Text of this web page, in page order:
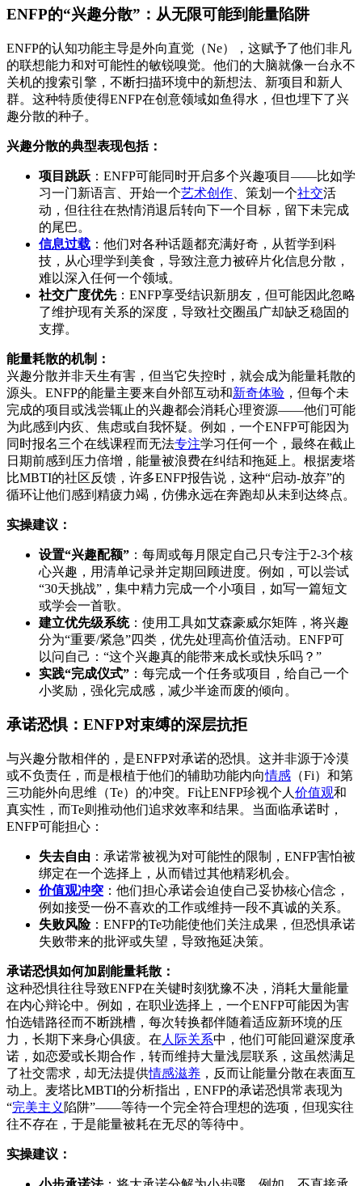
ENFP的“兴趣分散”：从无限可能到能量陷阱
ENFP的认知功能主导是外向直觉（Ne），这赋予了他们非凡
的联想能力和对可能性的敏锐嗅觉。他们的大脑就像一台永不
关机的搜索引擎，不断扫描环境中的新想法、新项目和新人
群。这种特质使得ENFP在创意领域如鱼得水，但也埋下了兴
趣分散的种子。
兴趣分散的典型表现包括：
项目跳跃 ：ENFP可能同时开启多个兴趣项目——比如学
习一门新语言、开始一个艺术创作 、策划一个社交活
动，但往往在热情消退后转向下一个目标，留下未完成
的尾巴。
信息过载 ：他们对各种话题都充满好奇，从哲学到科
技，从心理学到美食，导致注意力被碎片化信息分散，
难以深入任何一个领域。
社交广度优先：ENFP享受结识新朋友，但可能因此忽略
了维护现有关系的深度，导致社交圈虽广却缺乏稳固的
支撑。
能量耗散的机制：
兴趣分散并非天生有害，但当它失控时，就会成为能量耗散的
源头。ENFP的能量主要来自外部互动和新奇体验 ，但每个未
完成的项目或浅尝辄止的兴趣都会消耗心理资源——他们可能
为此感到内疚、焦虑或自我怀疑。例如，一个ENFP可能因为
同时报名三个在线课程而无法专注学习任何一个，最终在截止
日期前感到压力倍增，能量被浪费在纠结和拖延上。根据麦塔
比MBTI的社区反馈，许多ENFP报告说，这种“启动-放弃”的
循环让他们感到精疲力竭，仿佛永远在奔跑却从未到达终点。
实操建议：
设置“兴趣配额” ：每周或每月限定自己只专注于2-3个核
心兴趣，用清单记录并定期回顾进度。例如，可以尝试
“30天挑战”，集中精力完成一个小项目，如写一篇短文
或学会一首歌。
建立优先级系统：使用工具如艾森豪威尔矩阵，将兴趣
分为“重要/紧急”四类，优先处理高价值活动。ENFP可
以问自己：“这个兴趣真的能带来成长或快乐吗？”
实践“完成仪式” ：每完成一个任务或项目，给自己一个
小奖励，强化完成感，减少半途而废的倾向。
承诺恐惧：ENFP对束缚的深层抗拒
与兴趣分散相伴的，是ENFP对承诺的恐惧。这并非源于冷漠
或不负责任，而是根植于他们的辅助功能内向情感 （Fi）和第
三功能外向思维（Te）的冲突。Fi让ENFP珍视个人 价值观和
真实性，而Te则推动他们追求效率和结果。当面临承诺时，
ENFP可能担心：
失去自由 ：承诺常被视为对可能性的限制，ENFP害怕被
绑定在一个选择上，从而错过其他精彩机会。
价值观冲突 ：他们担心承诺会迫使自己妥协核心信念，
例如接受一份不喜欢的工作或维持一段不真诚的关系。
失败风险：ENFP的Te功能使他们关注成果，但恐惧承诺
失败带来的批评或失望，导致拖延决策。
承诺恐惧如何加剧能量耗散：
这种恐惧往往导致ENFP在关键时刻犹豫不决，消耗大量能量
在内心辩论中。例如，在职业选择上，一个ENFP可能因为害
怕选错路径而不断跳槽，每次转换都伴随着适应新环境的压
力，长期下来身心俱疲。在 人际关系中，他们可能回避深度承
诺，如恋爱或长期合作，转而维持大量浅层联系，这虽然满足
了社交需求，却无法提供情感滋养 ，反而让能量分散在表面互
动上。麦塔比MBTI的分析指出，ENFP的承诺恐惧常表现为
“完美主义 陷阱”——等待一个完全符合理想的选项，但现实往
往不存在，于是能量被耗在无尽的等待中。
实操建议：